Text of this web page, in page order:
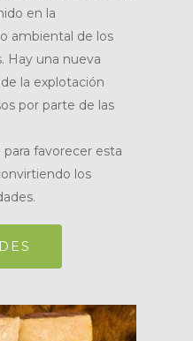
en la
ambiental de los
Hay una nueva
la explotación
por parte de las
para favorecer esta
los